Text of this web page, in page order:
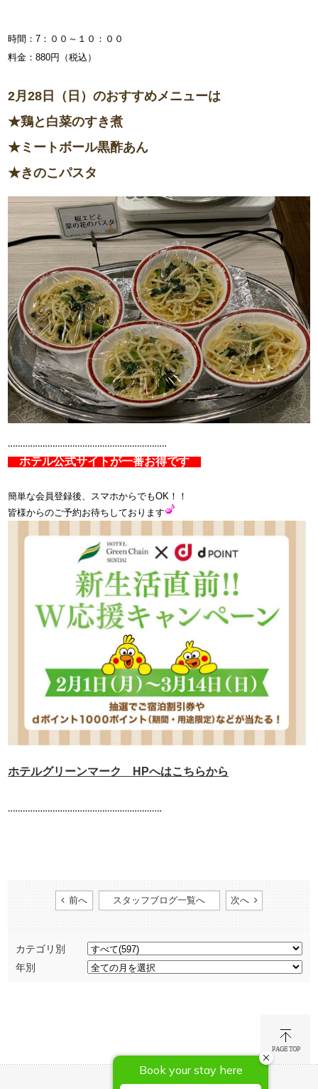
時間：7：００～１０：００
料金：880円（税込）
2月28日（日）のおすすめメニューは
★鶏と白菜のすき煮
★ミートボール黒酢あん
★きのこパスタ
‥‥‥‥‥‥‥‥‥‥‥‥‥‥‥‥‥‥‥‥‥‥‥‥‥‥‥‥‥‥‥‥
​​​ ホテル公式サイトが一番お得です​
簡単な会員登録後、スマホからでもOK！！
皆様からのご予約お待ちしております
ホテルグリーンマーク HPへはこちらから
‥‥‥‥‥‥‥‥‥‥‥‥‥‥‥‥‥‥‥‥‥‥‥‥‥‥‥‥‥‥‥
前へ スタッフブログ一覧へ 次へ
カテゴリ別
年別